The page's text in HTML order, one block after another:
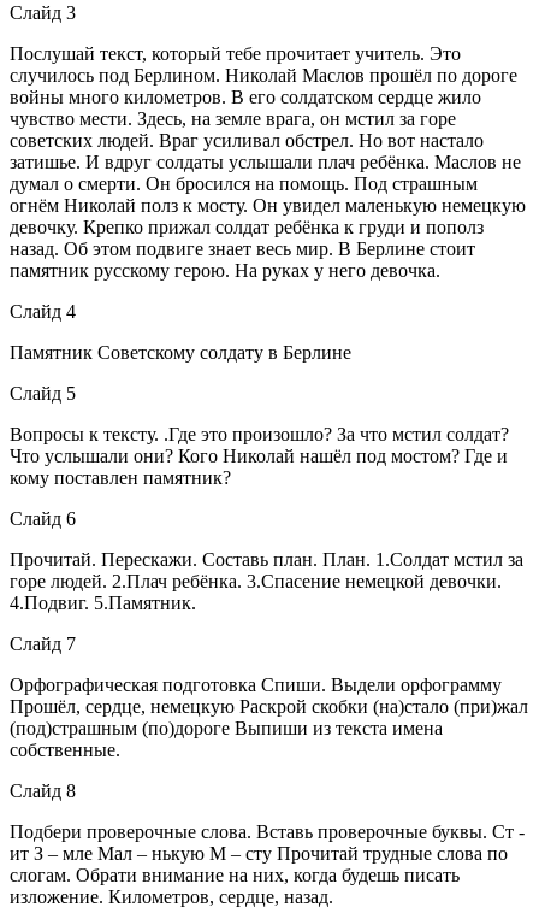
Слайд 3
Послушай текст, который тебе прочитает учитель. Это
случилось под Берлином. Николай Маслов прошёл по дороге
войны много километров. В его солдатском сердце жило
чувство мести. Здесь, на земле врага, он мстил за горе
советских людей. Враг усиливал обстрел. Но вот настало
затишье. И вдруг солдаты услышали плач ребёнка. Маслов не
думал о смерти. Он бросился на помощь. Под страшным
огнём Николай полз к мосту. Он увидел маленькую немецкую
девочку. Крепко прижал солдат ребёнка к груди и пополз
назад. Об этом подвиге знает весь мир. В Берлине стоит
памятник русскому герою. На руках у него девочка.
Слайд 4
Памятник Советскому солдату в Берлине
Слайд 5
Вопросы к тексту. .Где это произошло? За что мстил солдат?
Что услышали они? Кого Николай нашёл под мостом? Где и
кому поставлен памятник?
Слайд 6
Прочитай. Перескажи. Составь план. План. 1.Солдат мстил за
горе людей. 2.Плач ребёнка. 3.Спасение немецкой девочки.
4.Подвиг. 5.Памятник.
Слайд 7
Орфографическая подготовка Спиши. Выдели орфограмму
Прошёл, сердце, немецкую Раскрой скобки (на)стало (при)жал
(под)страшным (по)дороге Выпиши из текста имена
собственные.
Слайд 8
Подбери проверочные слова. Вставь проверочные буквы. Ст -
ит З – мле Мал – нькую М – сту Прочитай трудные слова по
слогам. Обрати внимание на них, когда будешь писать
изложение. Километров, сердце, назад.